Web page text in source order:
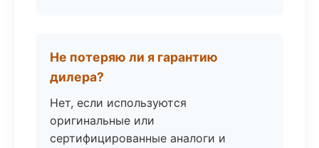
Не потеряю ли я гарантию
дилера?
Нет, если используются
оригинальные или
сертифицированные аналоги и